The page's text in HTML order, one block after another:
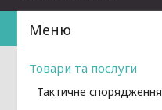
Товари та послуги
Тактичне спорядження